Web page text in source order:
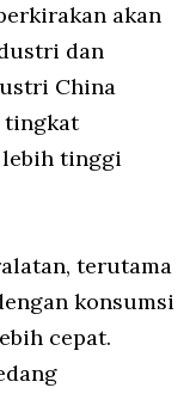
akan
dan
China
tingkat
lebih tinggi
terutama
konsumsi
cepat.